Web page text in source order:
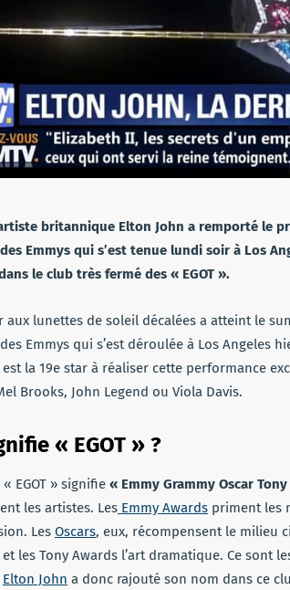
britannique Elton John a remporté le
Emmys qui s’est tenue lundi soir à Los
le club très fermé des « EGOT ».
aux lunettes de soleil décalées a atteint le
Emmys qui s’est déroulée à Los Angeles
est la 19e star à réaliser cette performance
Brooks, John Legend ou Viola Davis.
« EGOT » ?
« EGOT » signifie « Emmy Grammy Oscar
les artistes. Les Emmy Awards priment les
Les Oscars, eux, récompensent le milieu
les Tony Awards l’art dramatique. Ce sont
Elton John a donc rajouté son nom dans ce